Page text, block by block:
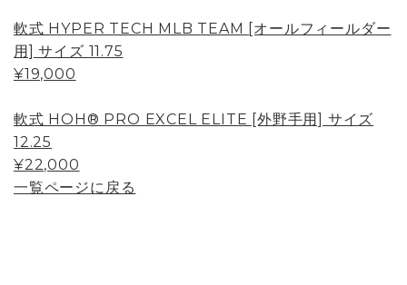
軟式 HYPER TECH MLB TEAM [オールフィールダー
用] サイズ 11.75
¥19,000
軟式 HOH® PRO EXCEL ELITE [外野手用] サイズ
12.25
¥22,000
一覧ページに戻る